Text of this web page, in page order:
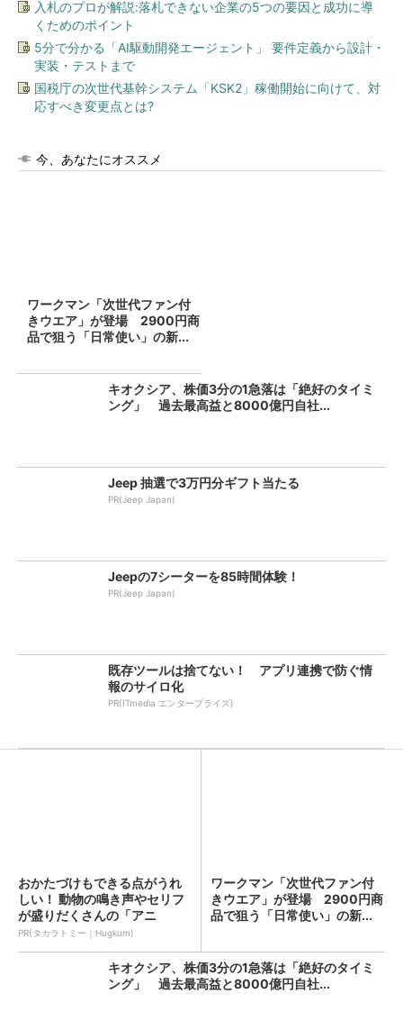
入札のプロが解説:落札できない企業の5つの要因と成功に導
くためのポイント
5分で分かる「AI駆動開発エージェント」 要件定義から設計・
実装・テストまで
国税庁の次世代基幹システム「KSK2」稼働開始に向けて、対
応すべき変更点とは?
今、あなたにオススメ
ワークマン「次世代ファン付
きウエア」が登場 2900円商
品で狙う「日常使い」の新...
キオクシア、株価3分の1急落は「絶好のタイミ
ング」 過去最高益と8000億円自社...
Jeep 抽選で3万円分ギフト当たる
PR(Jeep Japan)
Jeepの7シーターを85時間体験！
PR(Jeep Japan)
既存ツールは捨てない！ アプリ連携で防ぐ情
報のサイロ化
PR(ITmedia エンタープライズ)
おかたづけもできる点がうれ
しい！ 動物の鳴き声やセリフ
が盛りだくさんの「アニ
ア ...
PR(タカラトミー｜Hugkum)
ワークマン「次世代ファン付
きウエア」が登場 2900円商
品で狙う「日常使い」の新...
キオクシア、株価3分の1急落は「絶好のタイミ
ング」 過去最高益と8000億円自社...